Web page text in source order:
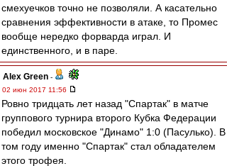
смехуечков точно не позволяли. А касательно
сравнения эффективности в атаке, то Промес
вообще нередко форварда играл. И
единственного, и в паре.
Alex Green -
02 июн 2017 11:56
Ровно тридцать лет назад "Спартак" в матче
группового турнира второго Кубка Федерации
победил московское "Динамо" 1:0 (Пасулько). В
том году именно "Спартак" стал обладателем
этого трофея.